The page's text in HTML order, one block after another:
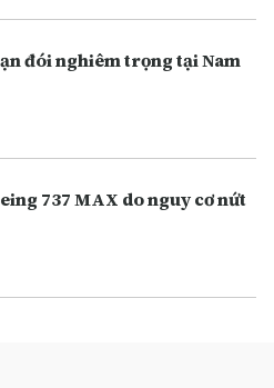
đói nghiêm trọng tại Nam
737 MAX do nguy cơ nứt